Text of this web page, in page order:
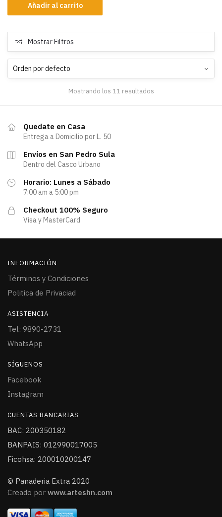
Añadir al carrito
Mostrar Filtros
Mostrando los 11 resultados
Quedate en Casa
Entrega a Domicilio por L. 50
Envíos en San Pedro Sula
Dentro del Casco Urbano
Horario: Lunes a Sábado
7:00 am a 5:00 pm
Checkout 100% Seguro
Visa y MasterCard
INFORMACIÓN
Términos y Condiciones
Politica de Privaciad
ASISTENCIA
Tel: 9890-2731
WhatsApp
SÍGUENOS
Facebook
Instagram
CUENTAS BANCARIAS
BAC: 200350182
BANPAIS: 012990017005
Ficohsa: 200010200147
© Panaderia Extra 2020
Creado por www.arteshn.com